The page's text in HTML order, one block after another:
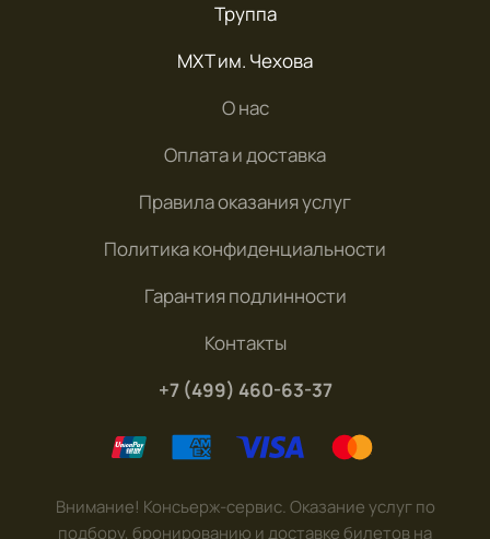
Труппа
МХТ им. Чехова
О нас
Оплата и доставка
Правила оказания услуг
Политика конфиденциальности
Гарантия подлинности
Контакты
+7 (499) 460-63-37
Внимание! Консьерж-сервис. Оказание услуг по
подбору, бронированию и доставке билетов на